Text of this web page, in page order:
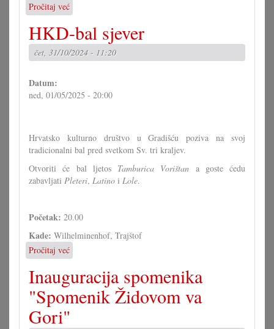
Pročitaj već
Dan
Hrvata
2024.
u
HKD-bal sjever
čet, 31/10/2024 - 11:20
Datum:
ned, 01/05/2025 - 20:00
Hrvatsko kulturno društvo u Gradišću poziva na svoj
tradicionalni bal pred svetkom Sv. tri kraljev.
Otvoriti će bal ljetos Tamburica Vorištan a goste ćedu
zabavljati Pleteri, Latino i Lole.
Početak: 20.00
Kade: Wilhelminenhof, Trajštof
Pročitaj već
HKD-
bal
sjever
Inauguracija spomenika
"Spomenik Židovom va
Gori"